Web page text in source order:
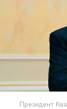
Президент